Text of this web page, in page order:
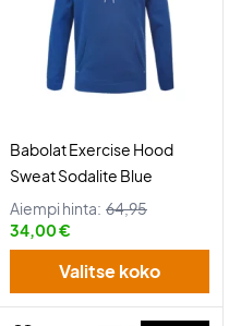
Babolat Exercise Hood
Sweat Sodalite Blue
Aiempi hinta: 64,95
34,00 €
Valitse koko